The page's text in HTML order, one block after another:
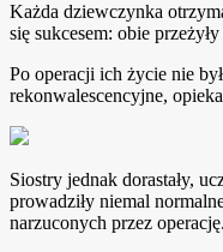
Każda dziewczynka
się sukcesem: obie
Po operacji ich życie nie
rekonwalescencyjne,
Siostry jednak dorastały,
prowadziły niemal
narzuconych przez operację.